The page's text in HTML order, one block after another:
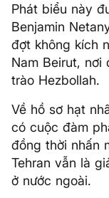
Phát biểu này
Benjamin
đợt không kích
Nam Beirut, nơi
trào Hezbollah.
Về hồ sơ hạt
có cuộc đàm
đồng thời nhấn
Tehran vẫn là
ở nước ngoài.